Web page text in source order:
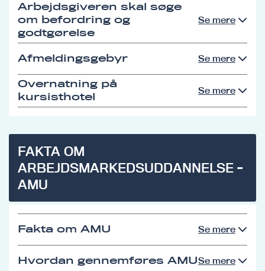
Arbejdsgiveren skal søge
om befordring og
godtgørelse
Se mere
Afmeldingsgebyr Se mere
Overnatning på
kursisthotel
Se mere
FAKTA OM
ARBEJDSMARKEDSUDDANNELSE -
AMU
Fakta om AMU Se mere
Hvordan gennemføres AMUSe mere